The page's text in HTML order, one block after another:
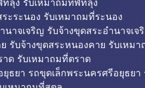
ลุง รับเหมาถมที่พัทลุง
ะระนอง รับเหมาถมที่ระนอง
าจเจริญ รับจ้างขุดสระอำนาจเ
รับจ้างขุดสระหนองคาย รับเหม
าด รับเหมาถมที่ตราด
ยา รถขุดเล็กพระนครศรีอยุธย